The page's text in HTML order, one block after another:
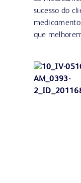
sucesso do
que